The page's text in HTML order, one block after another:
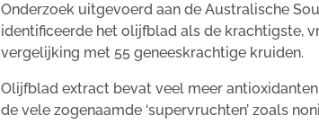
Onderzoek uitgevoerd aan de Australische
identificeerde het olijfblad als de krachtigste,
vergelijking met 55 geneeskrachtige kruiden.
Olijfblad extract bevat veel meer
de vele zogenaamde ‘supervruchten’ zoals